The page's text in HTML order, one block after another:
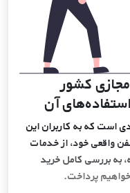
کشور
آن
است که به کاربران این
واقعی خود، از خدمات
به بررسی کامل خرید
پرداخت.